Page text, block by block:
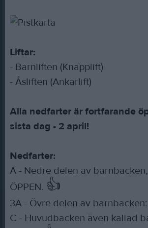
Liftar:
- Barnliften (Knapplift)
- Åsliften (Ankarlift)
Alla nedfarter är fortfarande
sista dag - 2 april!
Nedfarter:
A - Nedre delen av
ÖPPEN. 👍
3A - Övre delen av barnbacken:
C - Huvudbacken även kallad